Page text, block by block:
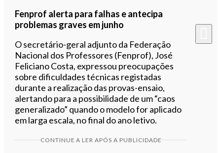
Fenprof alerta para falhas e antecipa
problemas graves em junho
O secretário-geral adjunto da Federação
Nacional dos Professores (Fenprof), José
Feliciano Costa, expressou preocupações
sobre dificuldades técnicas registadas
durante a realização das provas-ensaio,
alertando para a possibilidade de um “caos
generalizado” quando o modelo for aplicado
em larga escala, no final do ano letivo.
CONTINUE A LER APÓS A PUBLICIDADE